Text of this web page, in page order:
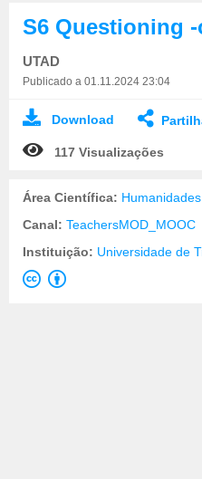
S6 Questioning
UTAD
Publicado a 01.11.2024 23:04
Download
117 Visualizações
Área Científica: Humanidades
Canal: TeachersMOD_MOOC
Instituição: Universidade de